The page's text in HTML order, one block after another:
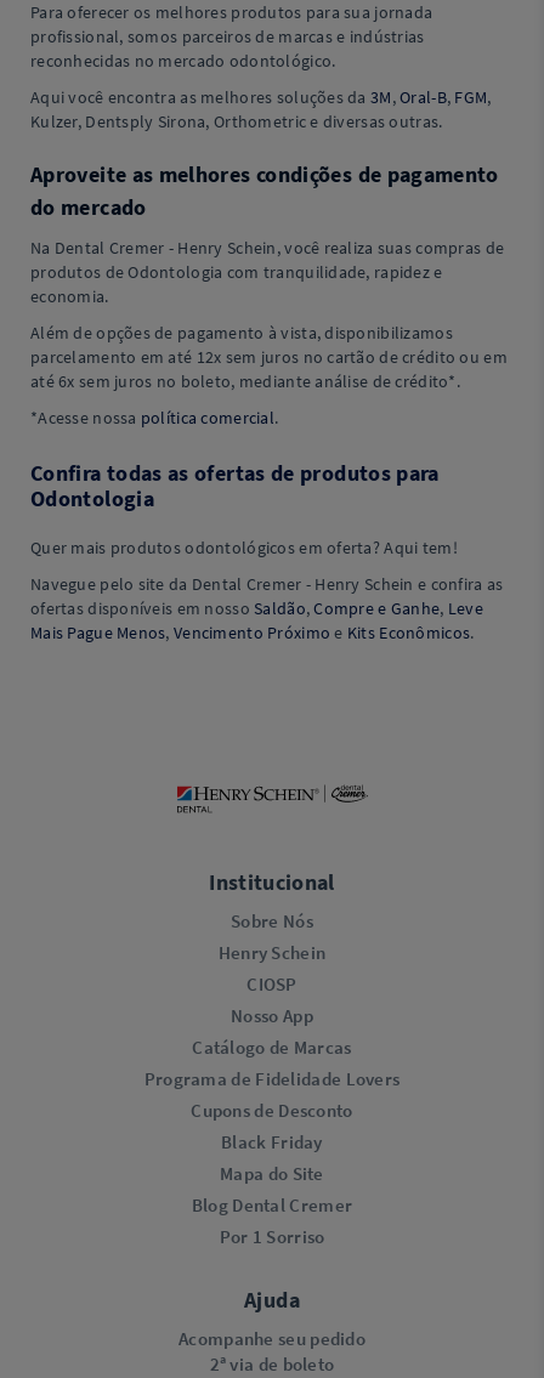
Para oferecer os melhores produtos para sua jornada
profissional, somos parceiros de marcas e indústrias
reconhecidas no mercado odontológico.
Aqui você encontra as melhores soluções da3M,Oral-B, FGM,
Kulzer, Dentsply Sirona, Orthometric e diversas outras.
Aproveite as melhores condições de pagamento
do mercado
Na Dental Cremer - Henry Schein, você realiza suas compras de
produtos de Odontologia com tranquilidade, rapidez e
economia.
Além de opções de pagamento à vista, disponibilizamos
parcelamento em até 12x sem juros no cartão de crédito ou em
até 6x sem juros no boleto, mediante análise de crédito*.
*Acesse nossa política comercial.
Confira todas as ofertas de produtos para
Odontologia
Quer mais produtos odontológicos em oferta? Aqui tem!
Navegue pelo site da Dental Cremer - Henry Schein e confira as
ofertas disponíveis em nosso Saldão,Compre e Ganhe, Leve
Mais Pague Menos,Vencimento Próximo e Kits Econômicos.
Institucional
Sobre Nós
Henry Schein
CIOSP
Nosso App
Catálogo de Marcas
Programa de Fidelidade Lovers​
Cupons de Desconto
Black Friday
Mapa do Site
Blog Dental Cremer
Por 1 Sorriso
Ajuda
Acompanhe seu pedido
2ª via de boleto